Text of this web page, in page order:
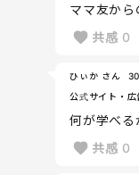
ママ友か
共感 0
ひぃか さん
公式サイト・広
何が学べる
共感 0